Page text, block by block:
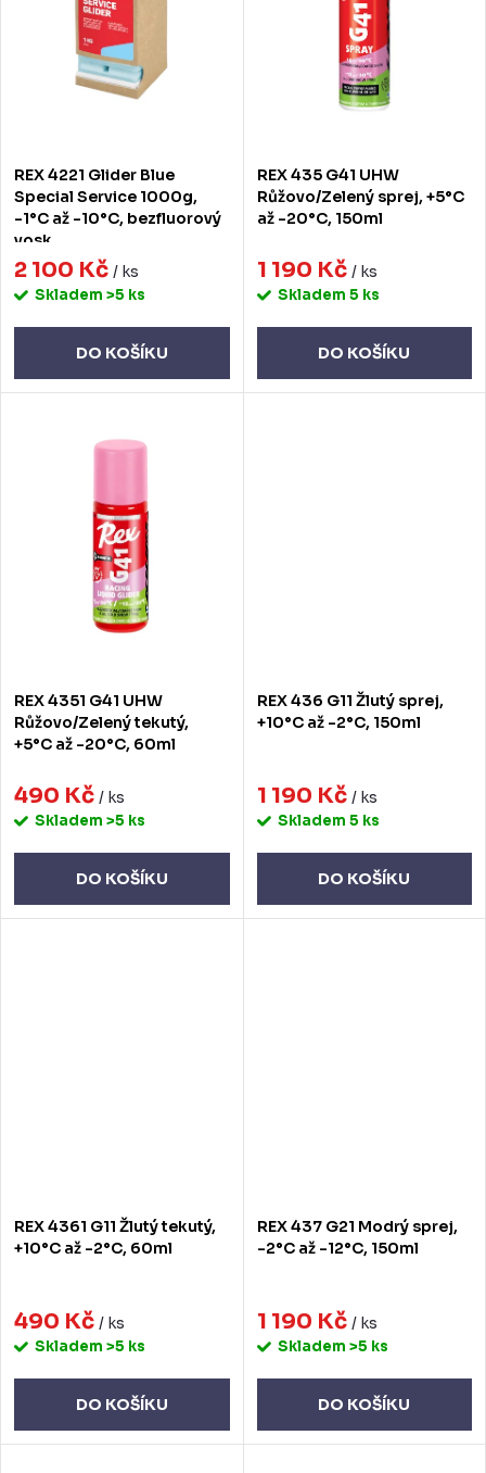
u
k
t
ů
d
u
k
REX 4221 Glider Blue
Special Service 1000g,
-1°C až -10°C, bezfluorový
vosk
2 100 Kč / ks
Skladem >5 ks
DO KOŠÍKU
REX 435 G41 UHW
Růžovo/Zelený sprej, +5°C
až -20°C, 150ml
1 190 Kč / ks
Skladem 5 ks
DO KOŠÍKU
REX 4351 G41 UHW
Růžovo/Zelený tekutý,
+5°C až -20°C, 60ml
490 Kč / ks
Skladem >5 ks
DO KOŠÍKU
REX 436 G11 Žlutý sprej,
+10°C až -2°C, 150ml
1 190 Kč / ks
Skladem 5 ks
DO KOŠÍKU
REX 4361 G11 Žlutý tekutý,
+10°C až -2°C, 60ml
490 Kč / ks
Skladem >5 ks
DO KOŠÍKU
REX 437 G21 Modrý sprej,
-2°C až -12°C, 150ml
1 190 Kč / ks
Skladem >5 ks
DO KOŠÍKU